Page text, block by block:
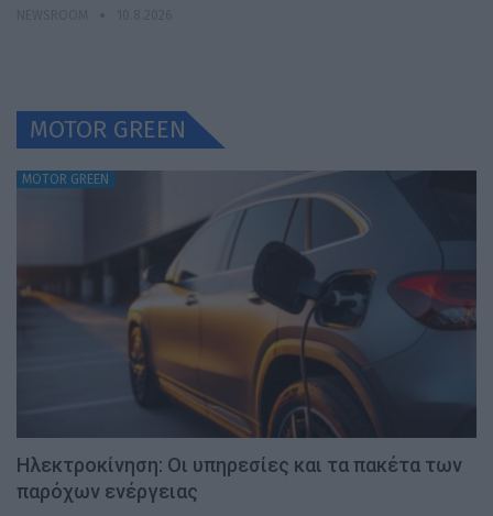
MOTOR GREEN
MOTOR GREEN
Ηλεκτροκίνηση: Οι υπηρεσίες και τα πακέτα των
παρόχων ενέργειας